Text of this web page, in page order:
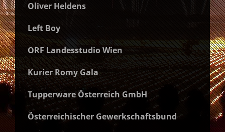
Oliver Heldens
Left Boy
ORF Landesstudio Wien
Kurier Romy Gala
Tupperware Österreich GmbH
Österreichischer Gewerkschaftsbund